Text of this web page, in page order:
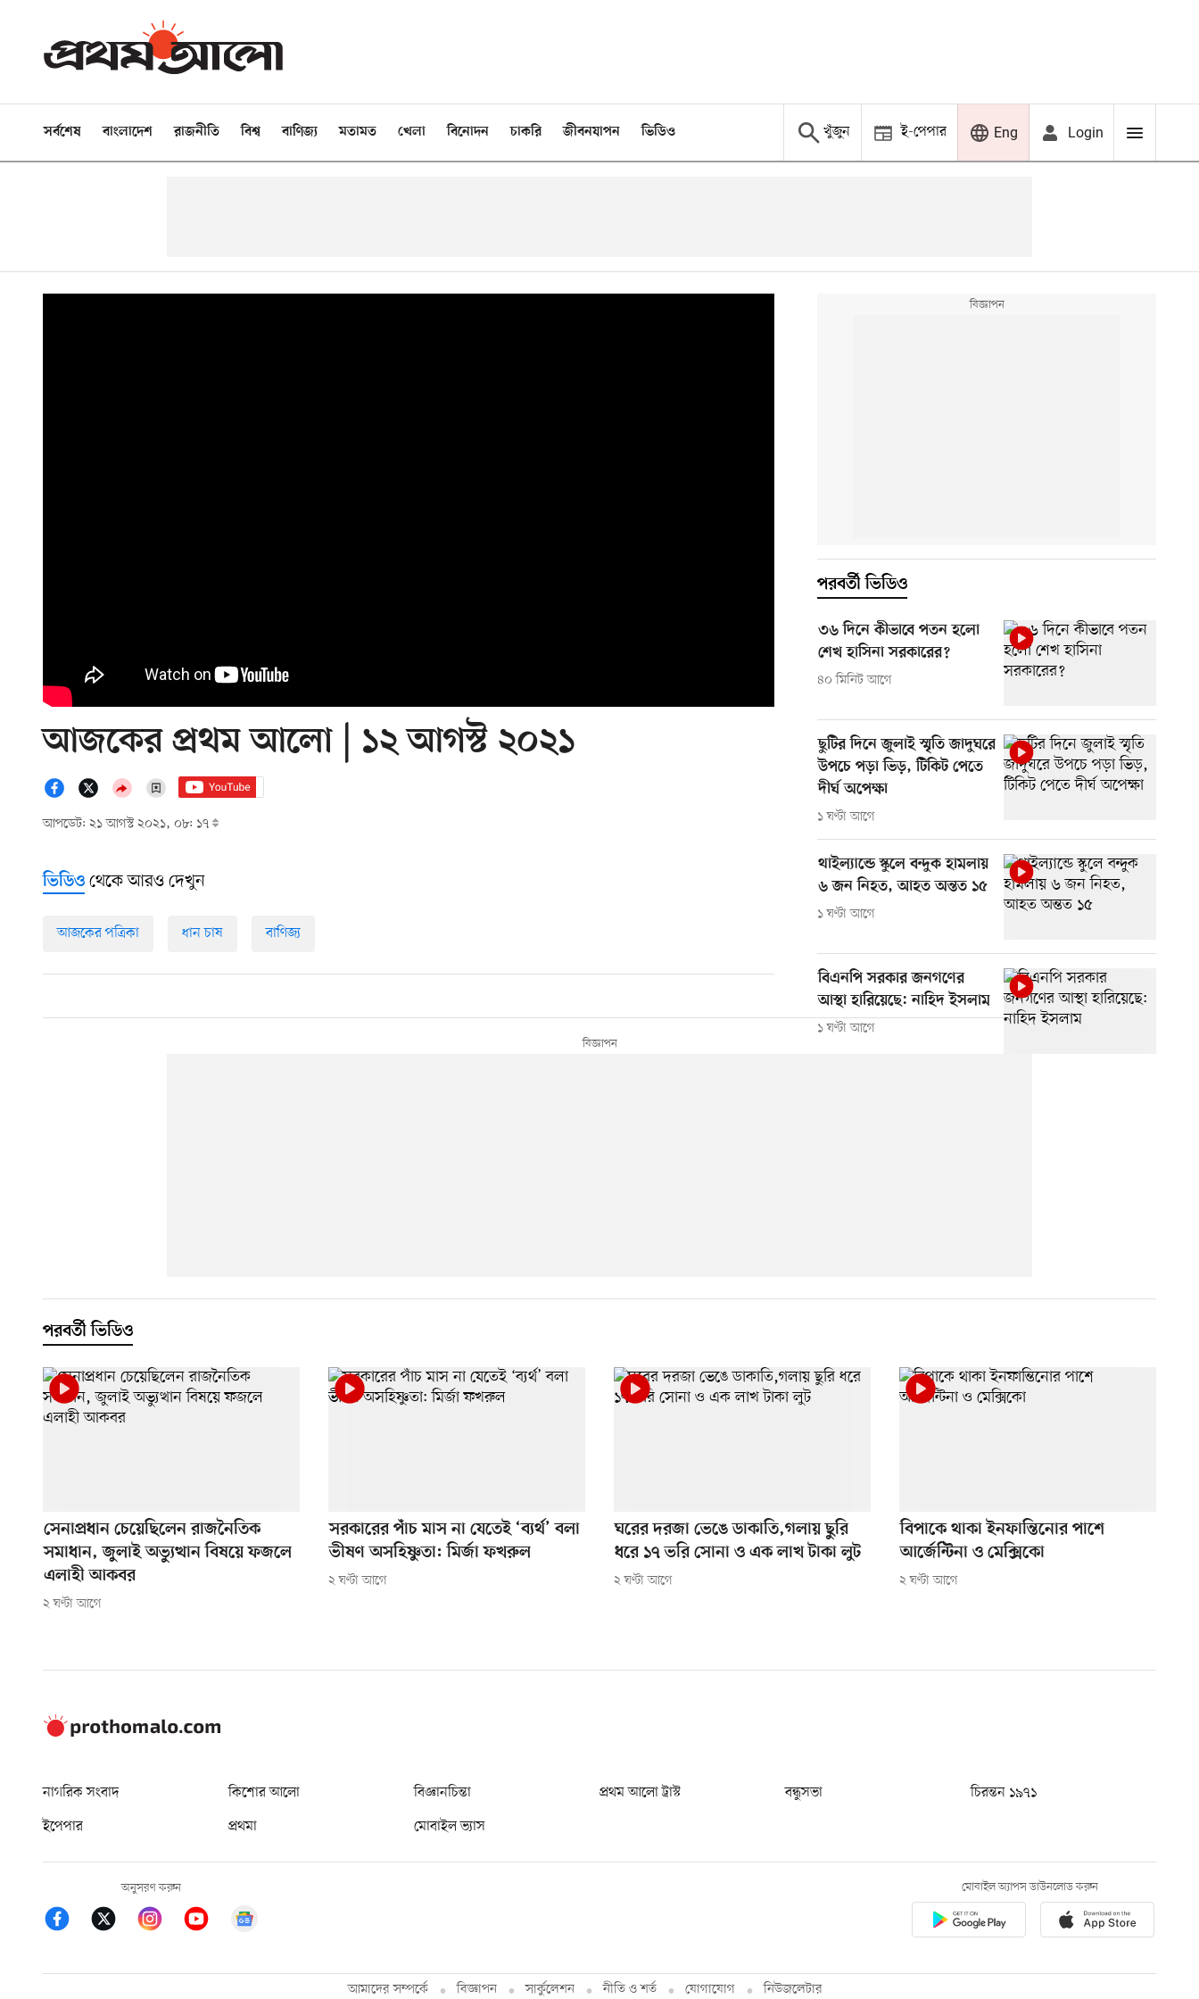
সর্বশেষ বাংলাদেশ রাজনীতি বিশ্ব বাণিজ্য মতামত খেলা বিনোদন চাকরি জীবনযাপন ভিডিও খুঁজুন ই-পেপার Eng Login
আজকের প্রথম আলো | ১২ আগস্ট ২০২১
আপডেট: ২১ আগস্ট ২০২১, ০৮: ১৭
পরবর্তী ভিডিও
৩৬ দিনে কীভাবে পতন হলো
শেখ হাসিনা সরকারের?
৪০ মিনিট আগে
ছুটির দিনে জুলাই স্মৃতি জাদুঘরে
উপচে পড়া ভিড়, টিকিট পেতে
দীর্ঘ অপেক্ষা
১ ঘণ্টা আগে
থাইল্যান্ডে স্কুলে বন্দুক হামলায়
৬ জন নিহত, আহত অন্তত ১৫
১ ঘণ্টা আগে
বিএনপি সরকার জনগণের
আস্থা হারিয়েছে: নাহিদ ইসলাম
১ ঘণ্টা আগে
ভিডিও থেকে আরও দেখুন
আজকের পত্রিকা ধান চাষ বাণিজ্য
পরবর্তী ভিডিও
সেনাপ্রধান চেয়েছিলেন রাজনৈতিক
সমাধান, জুলাই অভ্যুত্থান বিষয়ে ফজলে
এলাহী আকবর
২ ঘণ্টা আগে
সরকারের পাঁচ মাস না যেতেই ‘ব্যর্থ’ বলা
ভীষণ অসহিষ্ণুতা: মির্জা ফখরুল
২ ঘণ্টা আগে
ঘরের দরজা ভেঙে ডাকাতি,গলায় ছুরি
ধরে ১৭ ভরি সোনা ও এক লাখ টাকা লুট
২ ঘণ্টা আগে
বিপাকে থাকা ইনফান্তিনোর পাশে
আর্জেন্টিনা ও মেক্সিকো
২ ঘণ্টা আগে
নাগরিক সংবাদ কিশোর আলো বিজ্ঞানচিন্তা প্রথম আলো ট্রাস্ট বন্ধুসভা
চিরন্তন ১৯৭১
ইপেপার
প্রথমা মোবাইল ভ্যাস
অনুসরণ করুন মোবাইল অ্যাপস ডাউনলোড করুন
আমাদের সম্পর্কে বিজ্ঞাপন সার্কুলেশন নীতি ও শর্ত যোগাযোগ নিউজলেটার